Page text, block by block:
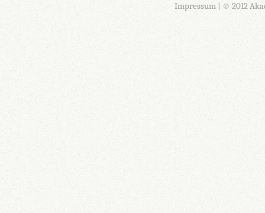
Impressum| © 2012